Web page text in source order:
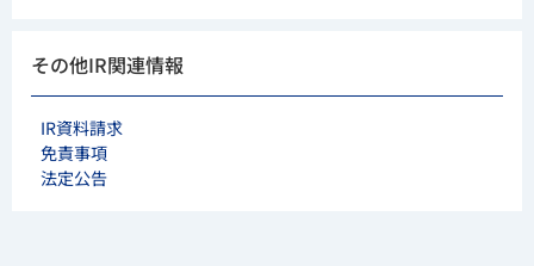
その他IR関連情報
IR資料請求
免責事項
法定公告